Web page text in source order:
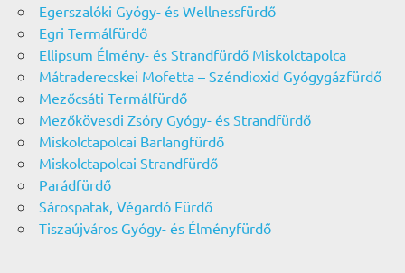
Egerszalóki Gyógy- és Wellnessfürdő
Egri Termálfürdő
Ellipsum Élmény- és Strandfürdő Miskolctapolca
Mátraderecskei Mofetta – Széndioxid Gyógygázfürdő
Mezőcsáti Termálfürdő
Mezőkövesdi Zsóry Gyógy- és Strandfürdő
Miskolctapolcai Barlangfürdő
Miskolctapolcai Strandfürdő
Parádfürdő
Sárospatak, Végardó Fürdő
Tiszaújváros Gyógy- és Élményfürdő